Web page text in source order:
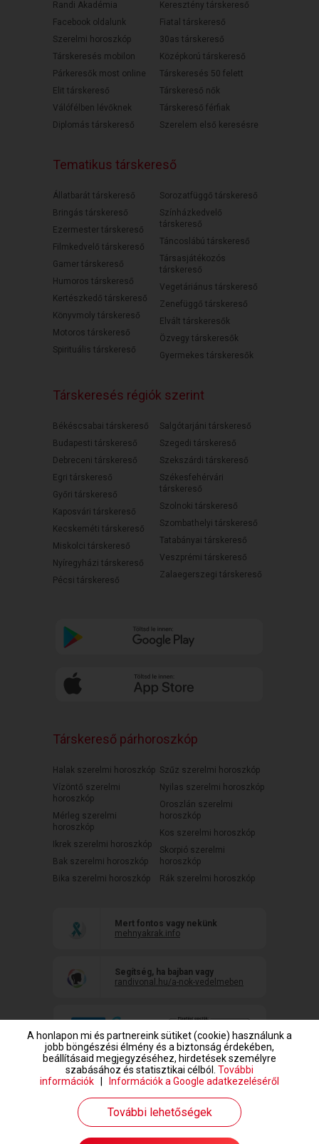
Randi Akadémia
Facebook oldalunk
Szerelmi horoszkóp
Társkeresés mobilon
Párkeresők most online
Elit társkereső
Válófélben lévőknek
Diplomás társkereső
Keresztény társkereső
Fiatal társkereső
30as társkereső
Középkorú társkereső
Társkeresés 50 felett
Társkereső nők
Társkereső férfiak
Szerelem első keresésre
Tematikus társkereső
Állatbarát társkereső
Bringás társkereső
Ezermester társkereső
Filmkedvelő társkereső
Gamer társkereső
Humoros társkereső
Kertészkedő társkereső
Könyvmoly társkereső
Motoros társkereső
Spirituális társkereső
Sorozatfüggő társkereső
Színházkedvelő
társkereső
Táncoslábú társkereső
Társasjátékozós
társkereső
Vegetáriánus társkereső
Zenefüggő társkereső
Elvált társkeresők
Özvegy társkeresők
Gyermekes társkeresők
Társkeresés régiók szerint
Békéscsabai társkereső
Budapesti társkereső
Debreceni társkereső
Egri társkereső
Győri társkereső
Kaposvári társkereső
Kecskeméti társkereső
Miskolci társkereső
Nyíregyházi társkereső
Pécsi társkereső
Salgótarjáni társkereső
Szegedi társkereső
Szekszárdi társkereső
Székesfehérvári
társkereső
Szolnoki társkereső
Szombathelyi társkereső
Tatabányai társkereső
Veszprémi társkereső
Zalaegerszegi társkereső
Társkereső párhoroszkóp
Halak szerelmi horoszkóp
Vízöntő szerelmi
horoszkóp
Mérleg szerelmi
horoszkóp
Ikrek szerelmi horoszkóp
Bak szerelmi horoszkóp
Bika szerelmi horoszkóp
Szűz szerelmi horoszkóp
Nyilas szerelmi horoszkóp
Oroszlán szerelmi
horoszkóp
Kos szerelmi horoszkóp
Skorpió szerelmi
horoszkóp
Rák szerelmi horoszkóp
Mert fontos vagy nekünk
mehnyakrak.info
Segítség, ha bajban vagy
randivonal.hu/a-nok-vedelmeben
www.randivonal.hu © Copyright 1999-2026 Dating Central Europe Zrt.
A honlapon mi és partnereink sütiket (cookie) használunk a
jobb böngészési élmény és a biztonság érdekében,
beállításaid megjegyzéséhez, hirdetések személyre
szabásához és statisztikai célból. További
információk
Információk a Google adatkezeléséről
További lehetőségek